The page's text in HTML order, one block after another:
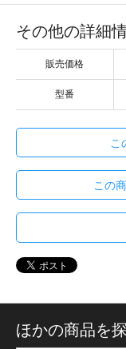
その他の詳細
販売価格
型番
こ
この
ほかの商品を